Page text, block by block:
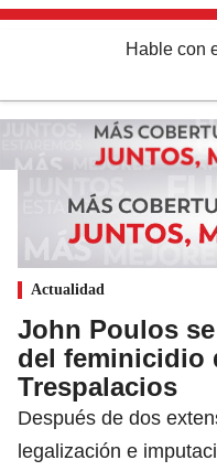
Hable con
Actualidad
John Poulos
del feminicidio
Trespalacios
Después de dos
legalización e